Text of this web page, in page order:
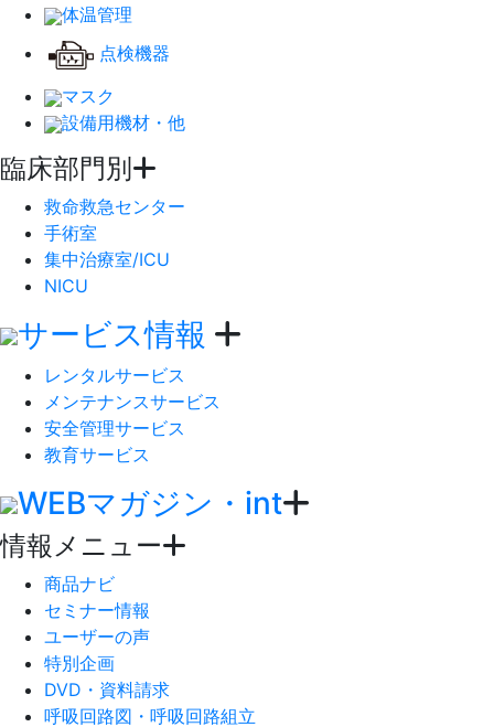
体温管理
点検機器
マスク
設備用機材・他
臨床部門別
救命救急センター
手術室
集中治療室/ICU
NICU
サービス情報
レンタルサービス
メンテナンスサービス
安全管理サービス
教育サービス
WEBマガジン・int
情報メニュー
商品ナビ
セミナー情報
ユーザーの声
特別企画
DVD・資料請求
呼吸回路図・呼吸回路組立